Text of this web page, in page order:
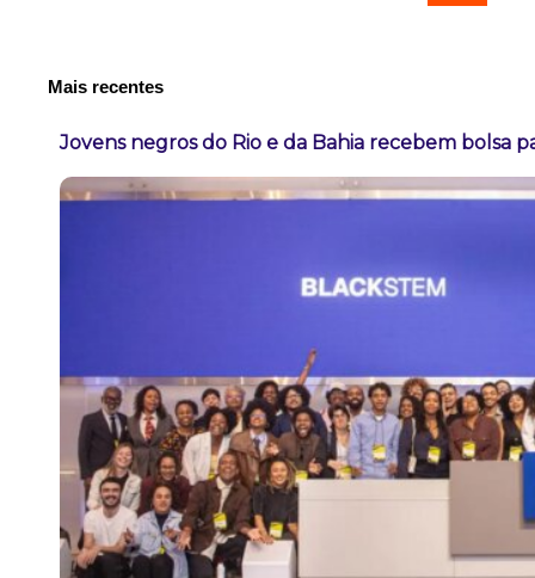
Mais recentes
Jovens negros do Rio e da Bahia recebem bolsa